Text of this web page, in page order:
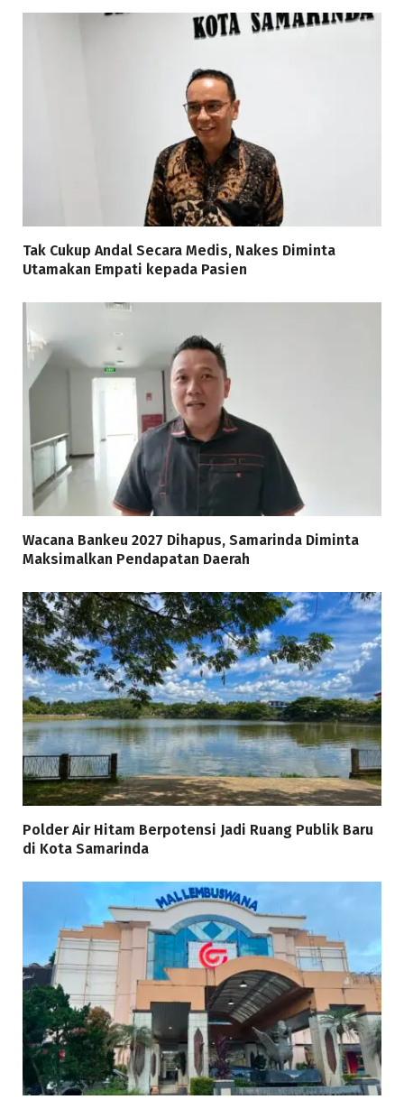
Tak Cukup Andal Secara Medis, Nakes Diminta
Utamakan Empati kepada Pasien
Wacana Bankeu 2027 Dihapus, Samarinda Diminta
Maksimalkan Pendapatan Daerah
Polder Air Hitam Berpotensi Jadi Ruang Publik Baru
di Kota Samarinda